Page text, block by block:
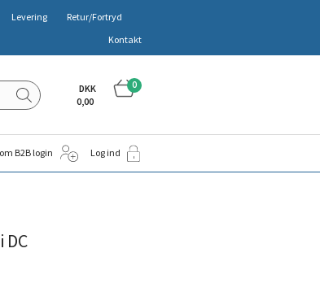
Levering
Retur/Fortryd
Kontakt
0
DKK
0,00
B2B login Log ind